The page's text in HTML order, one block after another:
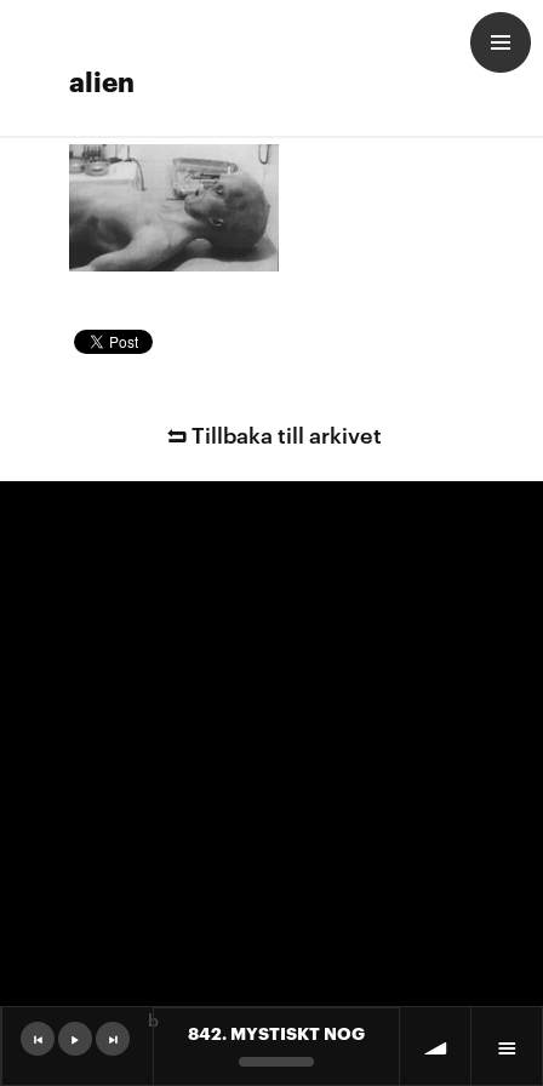
alien
Tillbaka till arkivet
842. MYSTISKT NOG
b